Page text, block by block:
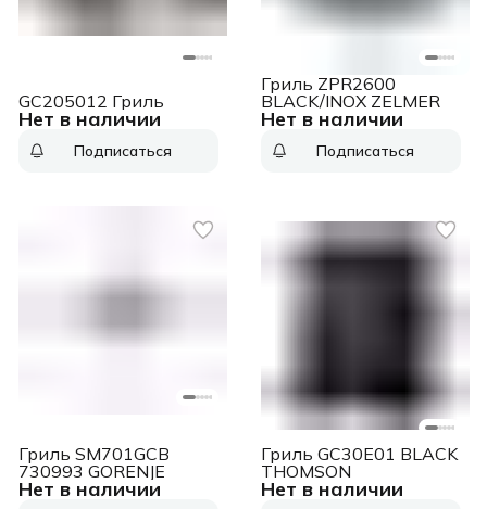
Нет в наличии
GC205012 Гриль
Подписаться
Нет в наличии
Гриль ZPR2600
BLACK/INOX ZELMER
Подписаться
Нет в наличии
Гриль SM701GCB
730993 GORENJE
Нет в наличии
Гриль GC30E01 BLACK
THOMSON